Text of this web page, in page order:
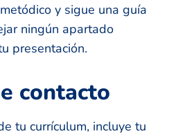
y sigue una guía
ningún apartado
presentación.
contacto
tu currículum, incluye tu